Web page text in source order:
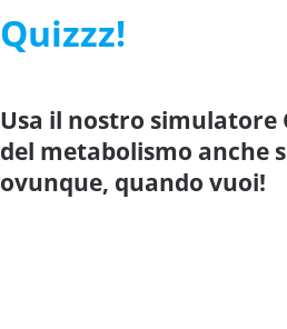
Quizzz!
Usa il nostro simulatore
del metabolismo anche
ovunque, quando vuoi!